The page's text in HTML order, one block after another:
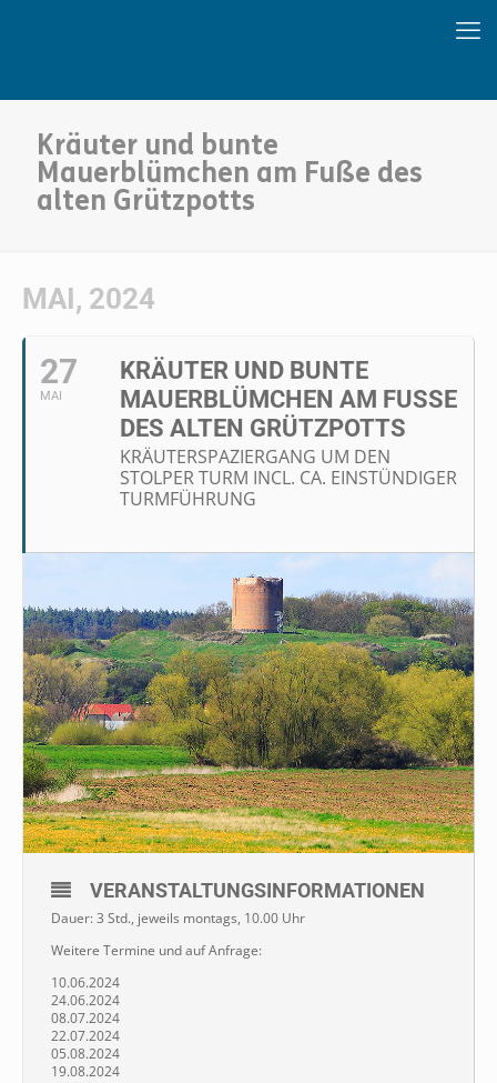
Kräuter und bunte
Mauerblümchen am Fuße des
alten Grützpotts
MAI, 2024
27
MAI
KRÄUTER UND BUNTE
MAUERBLÜMCHEN AM FUSSE D
ES ALTEN GRÜTZPOTTS
KRÄUTERSPAZIERGANG UM DEN
STOLPER TURM INCL. CA. EINSTÜNDIGER
TURMFÜHRUNG
VERANSTALTUNGSINFORMATIONEN
Dauer: 3 Std., jeweils montags, 10.00 Uhr
Weitere Termine und auf Anfrage:
10.06.2024
24.06.2024
08.07.2024
22.07.2024
05.08.2024
19.08.2024